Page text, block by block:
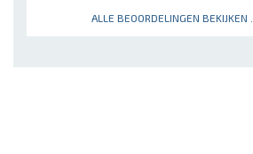
ALLE BEOORDELINGEN BEKIJKEN ...